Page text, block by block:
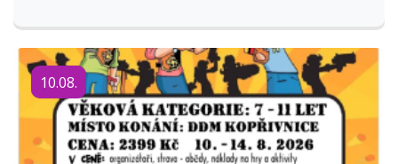
spolubytí, sdílení, zážity a radosti! Propojíme sílu, krásu,
přesnost, ladnost i soutěživost a hravost... Těšíme se na
tebe! Info kolo- nejvíce budou využívat kolo florbalisté,
parkour dle tréninkového plánu, pole dance a aerial jen na
cestu na Kletnou a případně výlet.
10.08.